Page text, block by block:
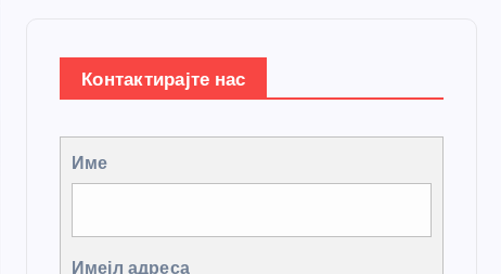
Контактирајте нас
Име
Имејл адреса